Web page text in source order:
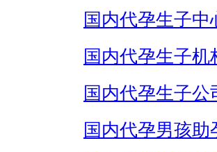
国内代孕生子中
国内代孕生子机
国内代孕生子公
国内代孕男孩助